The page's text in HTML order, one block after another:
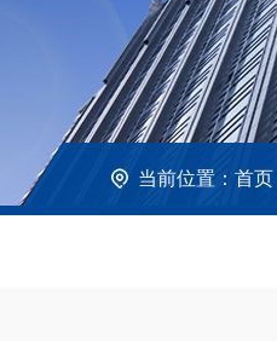
当前位置： 首页